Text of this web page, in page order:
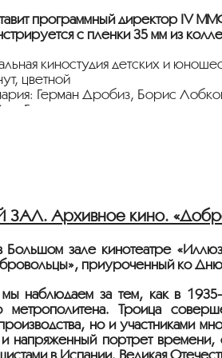
буржуа мистер Вест едет в
СССР. Для безопасности Вест
не спасают его от
программный директор IV
с плёнки 35 мм из
киностудия детских и
цветной
Герман Дробиз, Борис
Гурин
Степан помогает
туркменский чабан
Архивное кино.
Большом зале кинотеатре
приуроченный ко
наблюдаем за тем, как в
метрополитена. Троица
но и участниками
напряженный портрет времени,
в Испании. Великая